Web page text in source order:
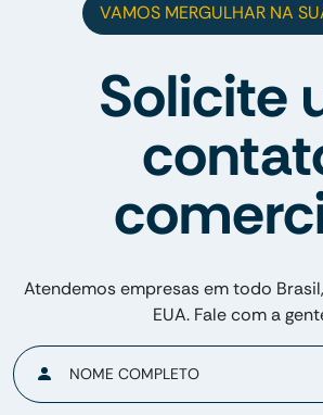
VAMOS MERGULHAR NA
Solicite
Atendemos empresas em todo
EUA. Fale com a
NOME COMPLETO